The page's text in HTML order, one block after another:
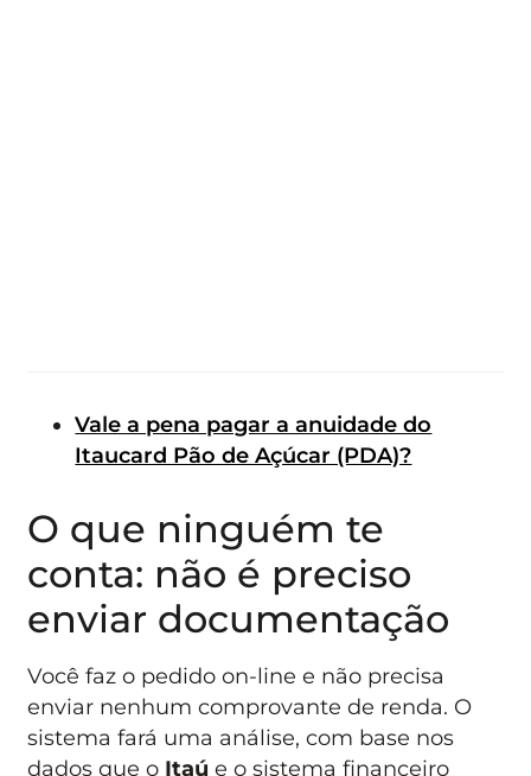
Vale a pena pagar a anuidade do
Itaucard Pão de Açúcar (PDA)?
O que ninguém te
conta: não é preciso
enviar documentação
Você faz o pedido on-line e não precisa
enviar nenhum comprovante de renda. O
sistema fará uma análise, com base nos
dados que o Itaúe o sistema financeiro